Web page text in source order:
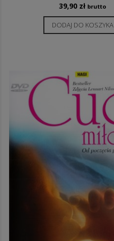
39,90 zł brutto
DODAJ DO KOSZYKA